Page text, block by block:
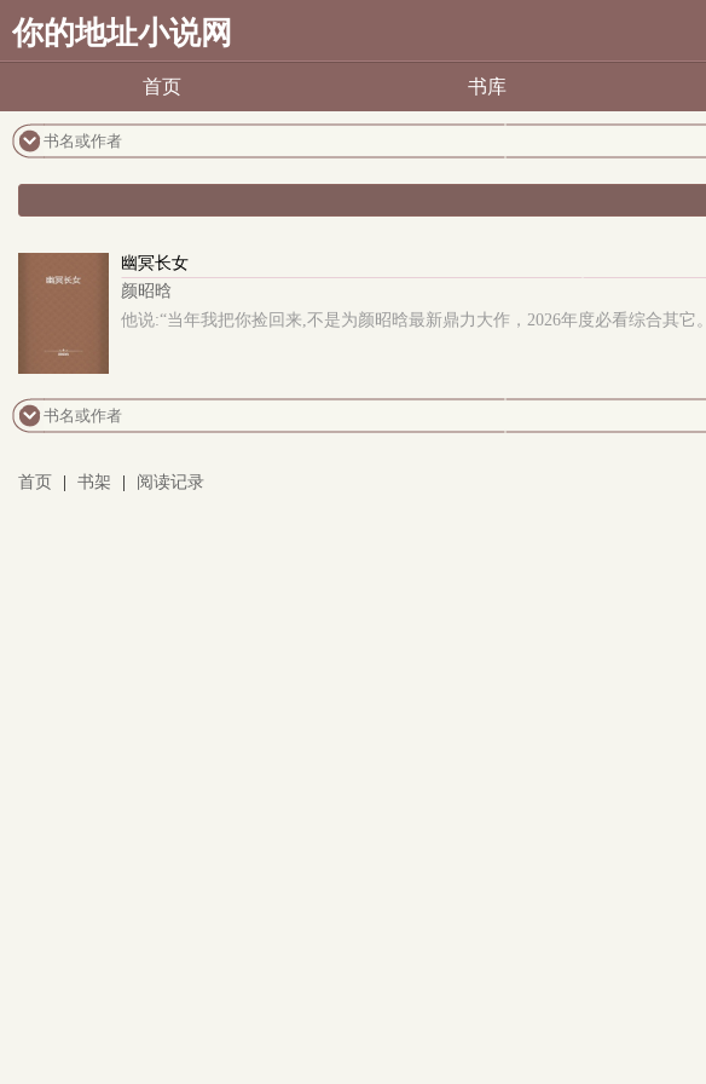
你的地址小说网
首页 书库
幽冥长女
颜昭晗
他说:“当年我把你捡回来,不是为颜昭晗最新鼎力大作，2026年度必看综合其它。
首页 书架 阅读记录